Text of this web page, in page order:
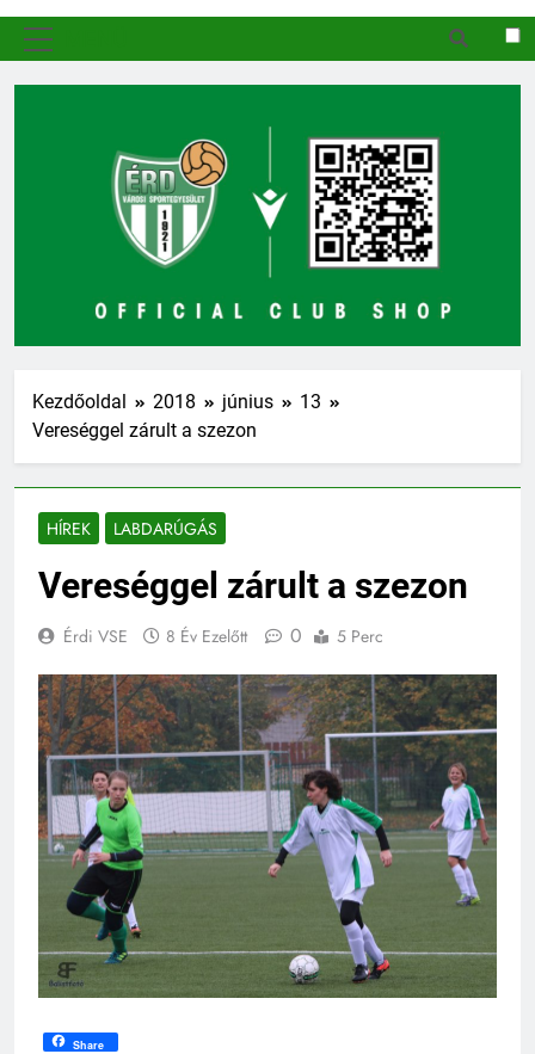
Kezdőoldal 2018 június
13
Vereséggel zárult a szezon
HÍREK LABDARÚGÁS
Vereséggel zárult a szezon
Érdi VSE 8 Év Ezelőtt 0 5 Perc
Share